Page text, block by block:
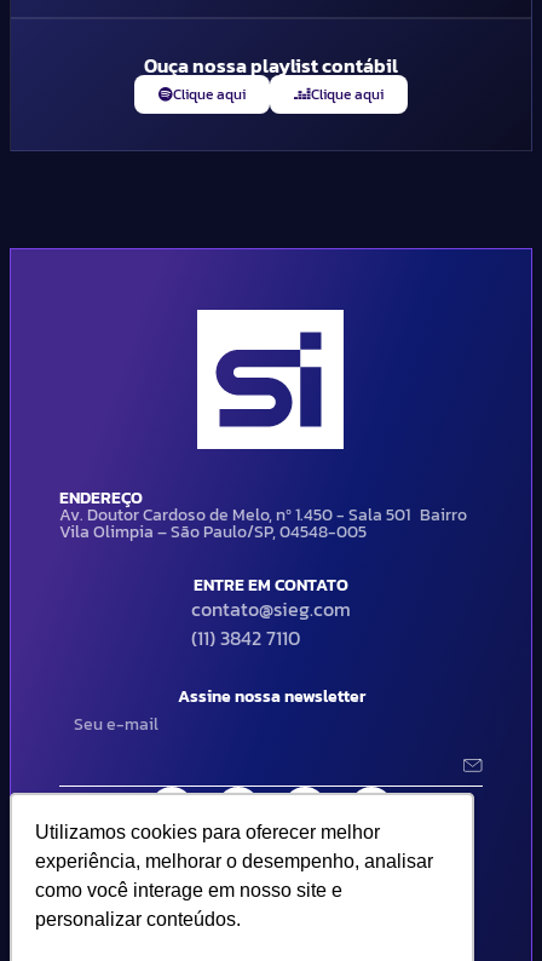
Utilizamos cookies para oferecer melhor
experiência, melhorar o desempenho, analisar
como você interage em nosso site e
personalizar conteúdos.
Utilizamos cookies para oferecer melhor
experiência, melhorar o desempenho, analisar
como você interage em nosso site e
personalizar conteúdos.
Ouça nossa playlist contábil
Clique aqui Clique aqui
ENDEREÇO
Av. Doutor Cardoso de Melo, nº 1.450 - Sala 501 Bairro
Vila Olimpia – São Paulo/SP, 04548-005
ENTRE EM CONTATO
contato@sieg.com
(11) 3842 7110
Assine nossa newsletter
© 2024 SIEG Soluções Fiscais Estratégicas. Todos os direitos
reservados | Termos de uso e política de privacidade..